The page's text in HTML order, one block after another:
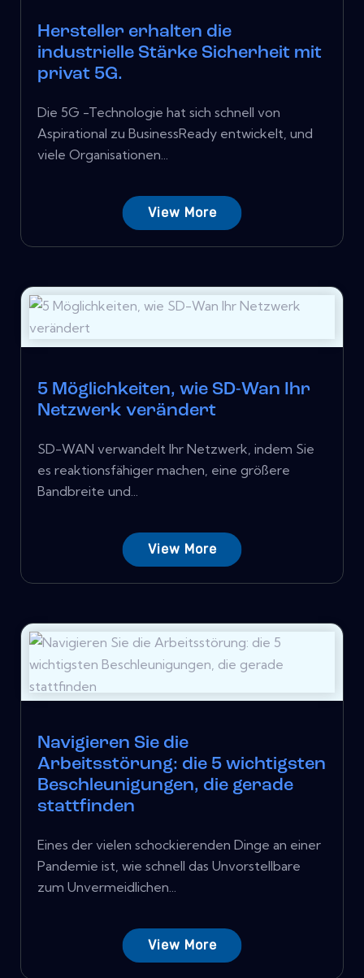
Hersteller erhalten die
industrielle Stärke Sicherheit mit
privat 5G.
Die 5G -Technologie hat sich schnell von
Aspirational zu BusinessReady entwickelt, und
viele Organisationen...
View More
5 Möglichkeiten, wie SD-Wan Ihr
Netzwerk verändert
SD-WAN verwandelt Ihr Netzwerk, indem Sie
es reaktionsfähiger machen, eine größere
Bandbreite und...
View More
Navigieren Sie die
Arbeitsstörung: die 5 wichtigsten
Beschleunigungen, die gerade
stattfinden
Eines der vielen schockierenden Dinge an einer
Pandemie ist, wie schnell das Unvorstellbare
zum Unvermeidlichen...
View More